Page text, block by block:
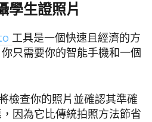
學生證照片
工具是一個快速且經濟的方
只需要你的智能手機和一個
檢查你的照片並確認其準確
因為它比傳統拍照方法節省